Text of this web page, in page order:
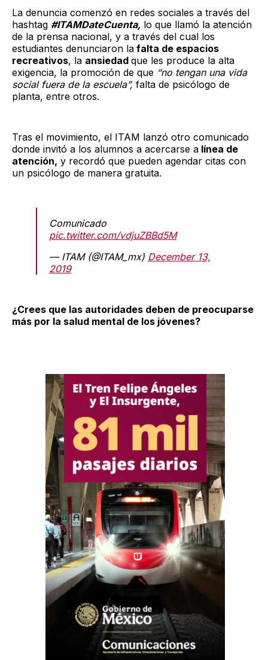
La denuncia comenzó en redes sociales a través del
hashtag #ITAMDateCuenta, lo que llamó la atención
de la prensa nacional, y a través del cual los
estudiantes denunciaron la falta de espacios
recreativos, la ansiedad que les produce la alta
exigencia, la promoción de que “no tengan una vida
social fuera de la escuela”, falta de psicólogo de
planta, entre otros.
Tras el movimiento, el ITAM lanzó otro comunicado
donde invitó a los alumnos a acercarse a línea de
atención, y recordó que pueden agendar citas con
un psicólogo de manera gratuita.
Comunicado
pic.twitter.com/vdjuZBBd5M
— ITAM (@ITAM_mx) December 13,
2019
¿Crees que las autoridades deben de preocuparse
más por la salud mental de los jóvenes?